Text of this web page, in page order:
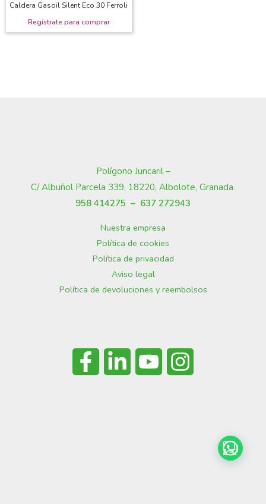
Caldera Gasoil Silent Eco 30 Ferroli
Polígono Juncaril –
C/ Albuñol Parcela 339, 18220, Albolote, Granada.
958 414275 – 637 272943
Nuestra empresa
Política de cookies
Política de privacidad
Aviso legal
Política de devoluciones y reembolsos